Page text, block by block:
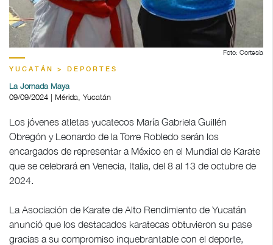
Foto: Cortesía
YUCATÁN > DEPORTES
La Jornada Maya
09/09/2024 | Mérida, Yucatán
Los jóvenes atletas yucatecos María Gabriela Guillén
Obregón y Leonardo de la Torre Robledo serán los
encargados de representar a México en el Mundial de Karate
que se celebrará en Venecia, Italia, del 8 al 13 de octubre de
2024.
La Asociación de Karate de Alto Rendimiento de Yucatán
anunció que los destacados karatecas obtuvieron su pase
gracias a su compromiso inquebrantable con el deporte,